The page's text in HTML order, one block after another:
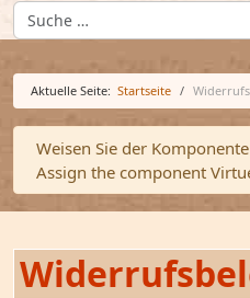
Finden:
Aktuelle Seite: Startseite
Warnung
Weisen Sie der
Assign the component